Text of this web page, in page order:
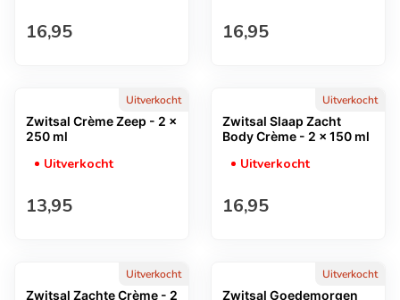
Normale prijs
16,95 Normale prijs
16,95
Uitverkocht
Zwitsal Crème Zeep - 2 x
250 ml
Uitverkocht
Normale prijs
13,95
Uitverkocht
Zwitsal Slaap Zacht
Body Crème - 2 x 150 ml
Uitverkocht
Normale prijs
16,95
Uitverkocht
Zwitsal Zachte Crème - 2
Uitverkocht
Zwitsal Goedemorgen